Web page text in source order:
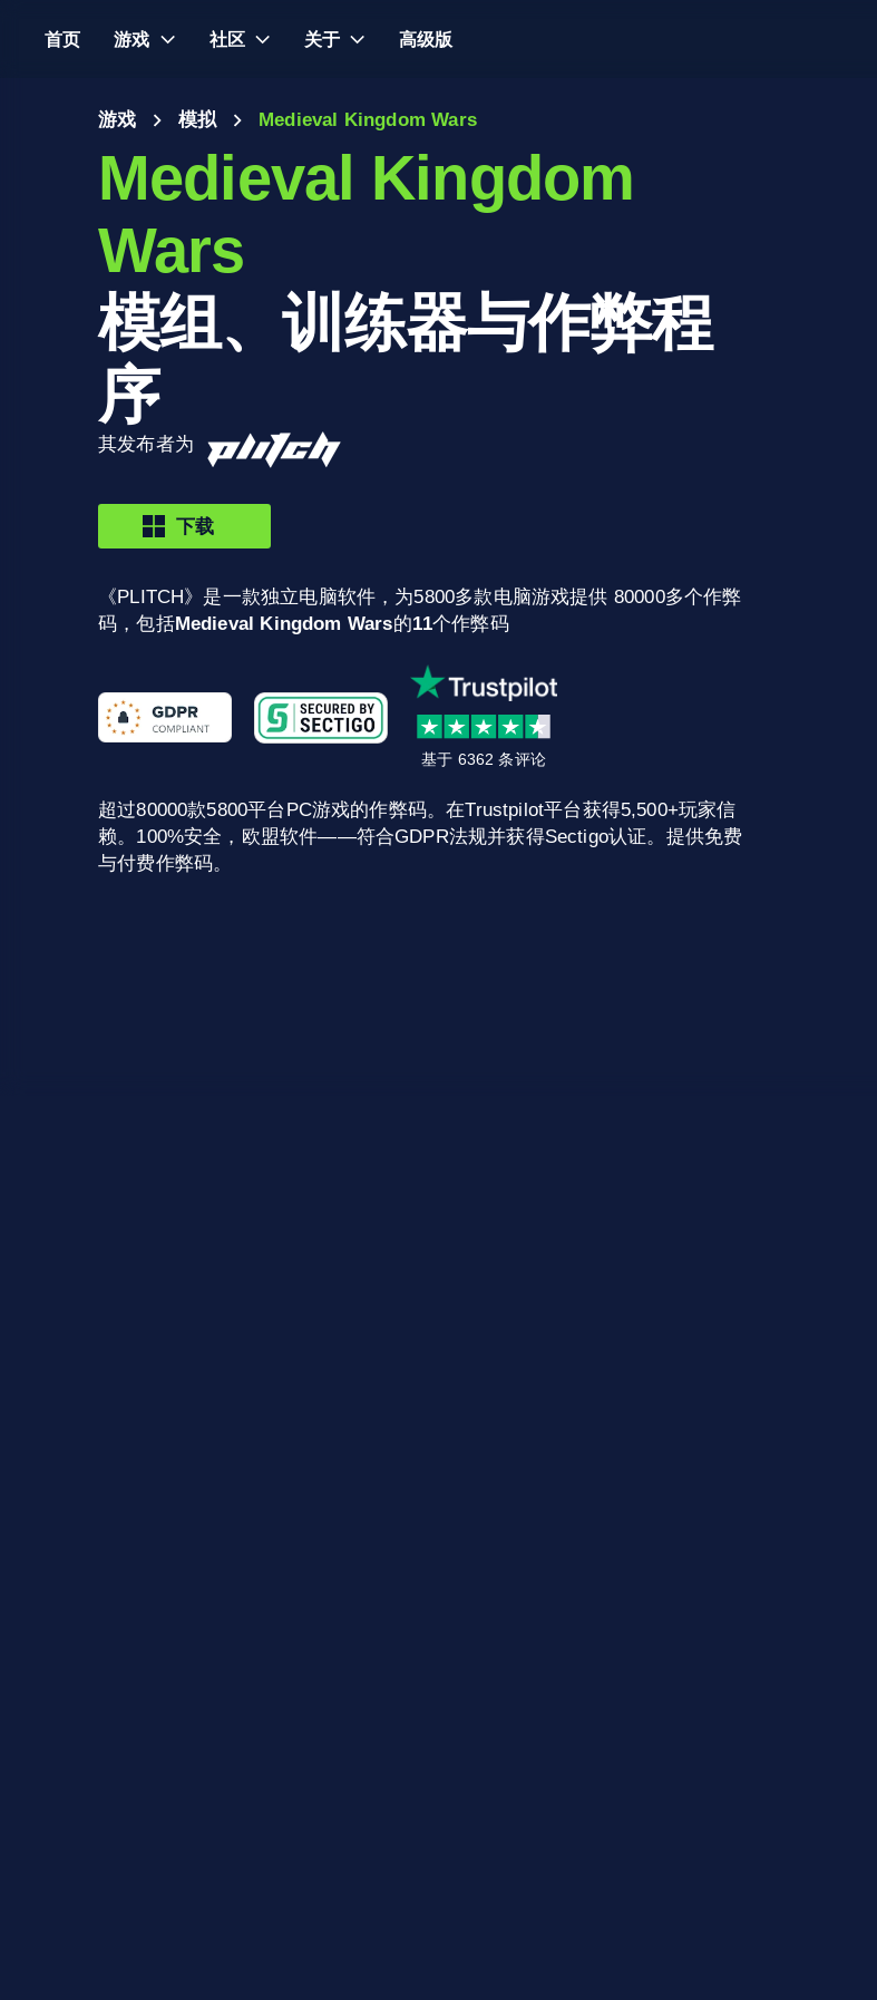
首页 游戏 社区 关于 高级版
游戏 模拟 Medieval Kingdom Wars
Medieval Kingdom
Wars
模组、训练器与作弊程
序
其发布者为
下载
《PLITCH》是一款独立电脑软件，为5800多款电脑游戏提供 80000多个作弊
码，包括Medieval Kingdom Wars的11个作弊码
基于 6362 条评论
超过80000款5800平台PC游戏的作弊码。在Trustpilot平台获得5,500+玩家信
赖。100%安全，欧盟软件——符合GDPR法规并获得Sectigo认证。提供免费
与付费作弊码。